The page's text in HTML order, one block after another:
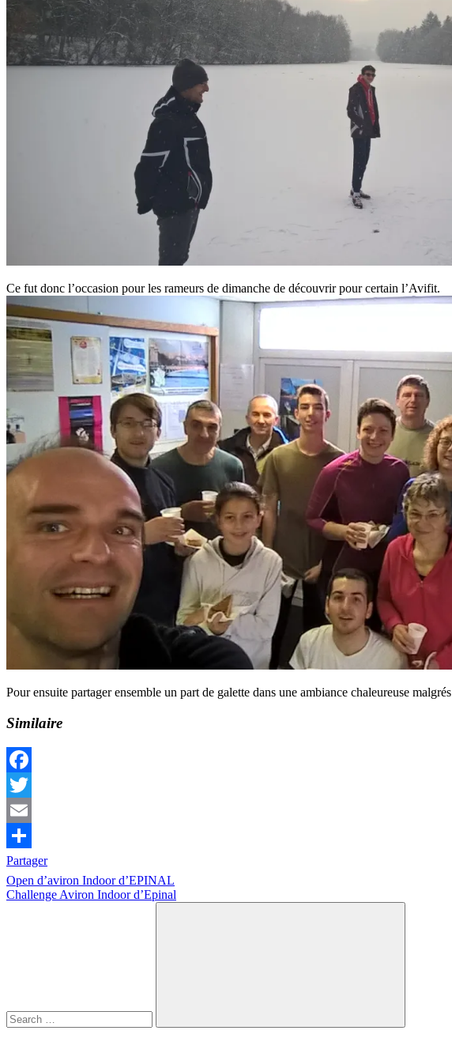
Ce fut donc l’occasion pour les rameurs de dimanche de découvrir pour certain l’Avifit.
Pour ensuite partager ensemble un part de galette dans une ambiance chaleureuse
Similaire
Facebook
Twitter
Email
Partager
Loisir
Navigation
de
Previous
Post:
Open d’aviron Indoor d’EPINAL
Next
Challenge Aviron Indoor d’Epinal
Search